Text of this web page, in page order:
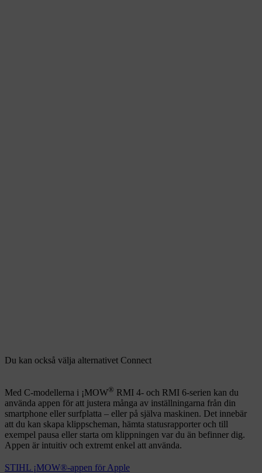
Du kan också välja alternativet Connect
Med C-modellerna i ¡MOW® RMI 4- och RMI 6-serien kan du
använda appen för att justera många av inställningarna från din
smartphone eller surfplatta – eller på själva maskinen. Det innebär
att du kan skapa klippscheman, hämta statusrapporter och till
exempel pausa eller starta om klippningen var du än befinner dig.
Appen är intuitiv och extremt enkel att använda.
STIHL ¡MOW®-appen för Apple